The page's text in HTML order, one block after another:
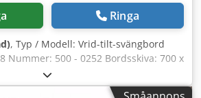
Ringa
, Typ / Modell: Vrid-tilt-svängbord
Nummer: 500 - 0252 Bordsskiva: 700 x
700 x 430 mm Anslagsyta:
14 / 24 mm Spårdjup: 14 /